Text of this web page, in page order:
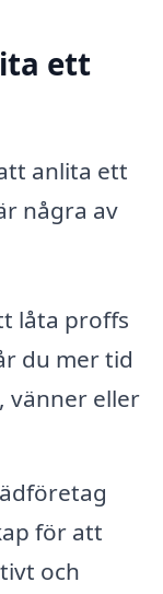
ett
anlita ett
några av
låta proffs
du mer tid
vänner eller
för att
och